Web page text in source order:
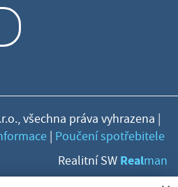
všechna práva vyhrazena |
| Poučení spotřebitele
Realitní SW Realman